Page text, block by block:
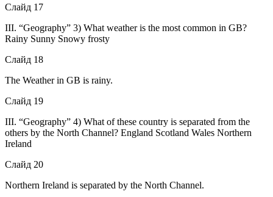
Слайд 17
III. “Geography” 3) What weather is the most common in GB?
Rainy Sunny Snowy frosty
Слайд 18
The Weather in GB is rainy.
Слайд 19
III. “Geography” 4) What of these country is separated from the
others by the North Channel? England Scotland Wales Northern
Ireland
Слайд 20
Northern Ireland is separated by the North Channel.